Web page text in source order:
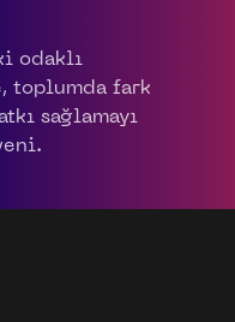
odaklı
toplumda fark
sağlamayı